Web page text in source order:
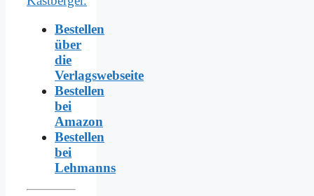
Bestellen
über
die
Verlagswebseite
Bestellen
bei
Amazon
Bestellen
bei
Lehmanns